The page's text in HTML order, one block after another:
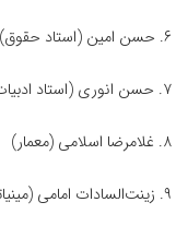
۶. حسن امین (استاد حقوق)
۷. حسن انوری (استاد ادبیات فارسی)
۸. غلامرضا اسلامی (معمار)
۹. زینت‌السادات امامی (مینیاتوریست)